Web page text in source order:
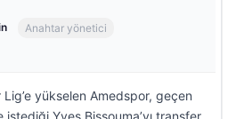
Anahtar yönetici
yükselen Amedspor, geçen
Yves Bissouma’yı transfer